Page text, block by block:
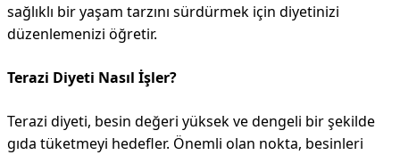
sağlıklı bir yaşam tarzını sürdürmek için diyetinizi
düzenlemenizi öğretir.
Terazi Diyeti Nasıl İşler?
Terazi diyeti, besin değeri yüksek ve dengeli bir şekilde
gıda tüketmeyi hedefler. Önemli olan nokta, besinleri